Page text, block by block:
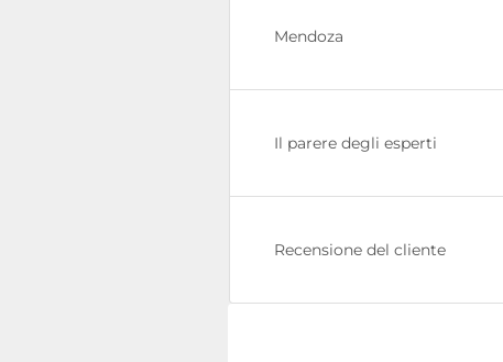
Mendoza
Il parere degli esperti
Recensione del cliente